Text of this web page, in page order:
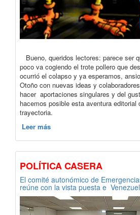
Bueno, queridos lectores: parece ser
poco va cogiendo el trote pollero que
ocurrió el colapso y ya esperamos,
Otoño con nuevas ideas y
hacer aportaciones singulares y del
hacemos posible esta aventura editorial
trayectoria.
Leer más
POLÍTICA CASERA
El comité autonómico de
reúne con la vista puesta e